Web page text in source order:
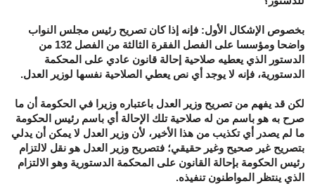
بخصوص الإشكال الأول: فإنه إذا كان تصريح رئيس مجلس النواب
واضحا ومؤسسا على الفصل الفقرة الثالثة من الفصل 132 من
الدستور الذي يعطيه صلاحية إحالة قانون عادي على المحكمة
الدستورية، فإنه لا يوجد أي نص يعطي الصلاحية نفسها لوزير العدل.
لكن قد يفهم من تصريح وزير العدل باعتباره وزيرا في الحكومة أن ما
صرح به هو باسم من له صلاحية تلك الإحالة أي باسم رئيس الحكومة
ما لم يصدر أي تكذيب من هذا الأخير، لأن وزير العدل لا يمكن أن يدلي
بتصريح غير صحيح وغير حقيقي؛ فتصريح وزير العدل هو نقل لالتزام
رئيس الحكومة بإحالة القانون على المحكمة الدستورية وهو الالتزام
الذي ينتظر المواطنون تنفيذه.